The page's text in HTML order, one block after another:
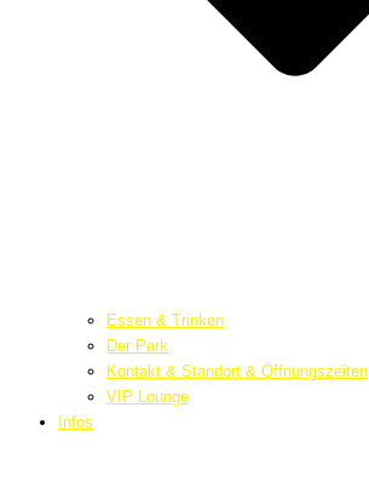
Essen & Trinken
Der Park
Kontakt & Standort & Öffnungszeiten
VIP Lounge
Infos